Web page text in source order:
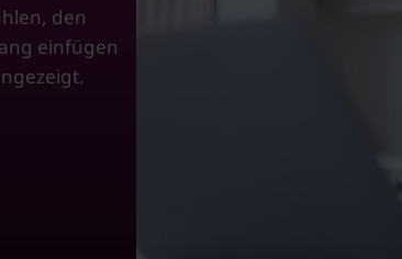
den
einfügen